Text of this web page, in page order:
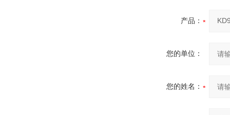
产品：
您的单位：
您的姓名：